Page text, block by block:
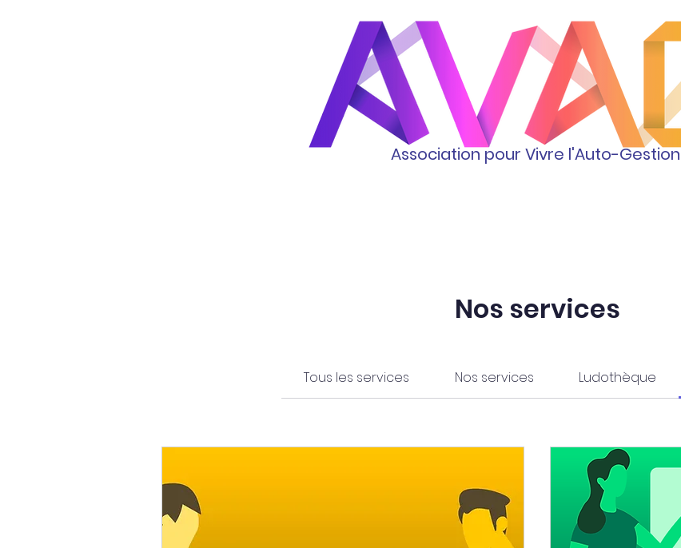
Association pour Vivre l'Auto-Gestion
Nos services
Tous les services Nos services Ludothèque